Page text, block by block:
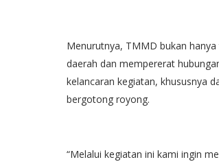
Menurutnya, TMMD bukan
daerah dan mempererat
kelancaran kegiatan, khususnya
bergotong royong.
“Melalui kegiatan ini kami ingin